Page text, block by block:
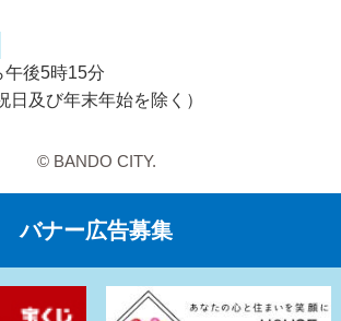
後5時15分
日及び年末年始を除く）
© BANDO CITY.
バナー広告募集